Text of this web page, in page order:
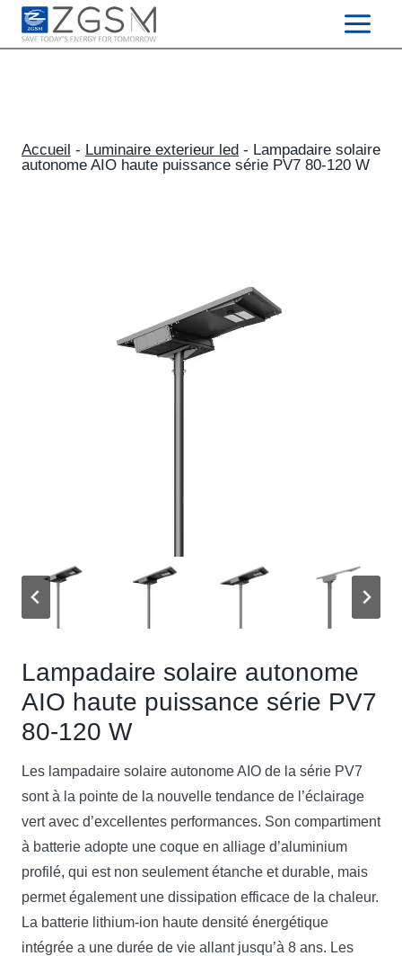
Skip
Accueil - Luminaire exterieur led - Lampadaire solaire
autonome AIO haute puissance série PV7 80-120 W
Lampadaire solaire autonome
AIO haute puissance série PV7
80-120 W
Les lampadaire solaire autonome AIO de la série PV7
sont à la pointe de la nouvelle tendance de l’éclairage
vert avec d’excellentes performances. Son compartiment
à batterie adopte une coque en alliage d’aluminium
profilé, qui est non seulement étanche et durable, mais
permet également une dissipation efficace de la chaleur.
La batterie lithium-ion haute densité énergétique
intégrée a une durée de vie allant jusqu’à 8 ans. Les